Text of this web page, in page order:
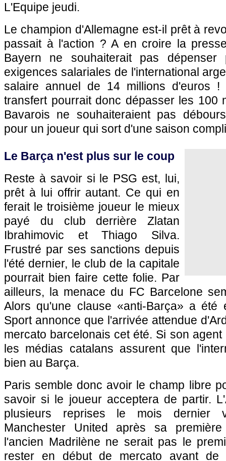
L'Equipe jeudi.
Le champion d'Allemagne est-il prêt à
passait à l'action ? A en croire la
Bayern ne souhaiterait pas
exigences salariales de l'international
salaire annuel de 14 millions d'euros
transfert pourrait donc dépasser les 100
Bavarois ne souhaiteraient pas
pour un joueur qui sort d'une saison
Le Barça n'est plus sur le coup
Reste à savoir si le PSG est, lui,
prêt à lui offrir autant. Ce qui en
ferait le troisième joueur le mieux
payé du club derrière Zlatan
Ibrahimovic et Thiago Silva.
Frustré par ses sanctions depuis
l'été dernier, le club de la capitale
pourrait bien faire cette folie. Par
ailleurs, la menace du FC Barcelone
Alors qu'une clause «anti-Barça» a été
Sport annonce que l'arrivée attendue
mercato barcelonais cet été. Si son
les médias catalans assurent que
bien au Barça.
Paris semble donc avoir le champ libre
savoir si le joueur acceptera de partir.
plusieurs reprises le mois dernier
Manchester United après sa
l'ancien Madrilène ne serait pas le
rester en début de mercato avant de